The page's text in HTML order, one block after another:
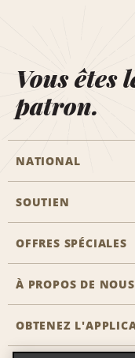
Vous êtes
patron.
NATIONAL
Aviation générale
Emplacements
Agents de voyage
Réserver un
SOUTIEN
Clients ayant un
Nous contacter
FAQ
OFFRES SPÉCIALES
Toutes les offres
Abonnement aux
À PROPOS DE NOUS
Histoire de
OBTENEZ